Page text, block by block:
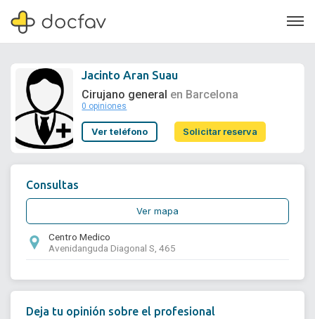
Soporte
Jacinto Aran Suau
Cirujano general en Barcelona
0 opiniones
Ver teléfono Solicitar reserva
Consultas
Ver mapa
Centro Medico
Avenidanguda Diagonal S, 465
Deja tu opinión sobre el profesional